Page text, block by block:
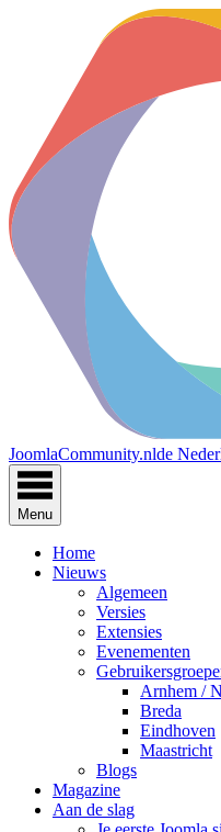
JoomlaCommunity.nlde
Menu
Home
Nieuws
Algemeen
Versies
Extensies
Evenementen
Arnhem /
Breda
Eindhoven
Maastricht
Blogs
Magazine
Aan de slag